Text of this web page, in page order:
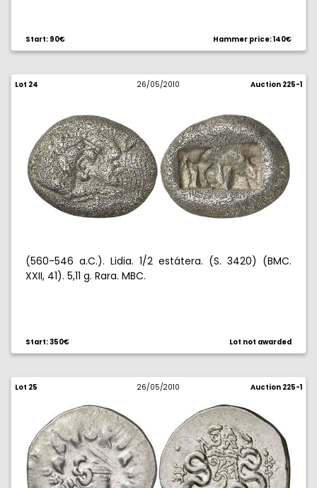
Start: 90€ Hammer price: 140€
Lot 24 26/05/2010 Auction 225-1
(560-546 a.C.). Lidia. 1/2 estátera. (S. 3420) (BMC.
XXII, 41). 5,11 g. Rara. MBC.
Start: 350€ Lot not awarded
Lot 25 26/05/2010 Auction 225-1